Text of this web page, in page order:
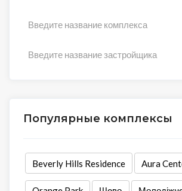
Введите название комплекса
Введите название застройщика
Популярные комплексы
Beverly Hills Residence Aura